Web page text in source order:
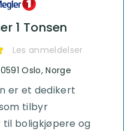
1 Tonsen
Les anmeldelser
er et dedikert
tilbyr
boligkjøpere og
Oslo, Norge